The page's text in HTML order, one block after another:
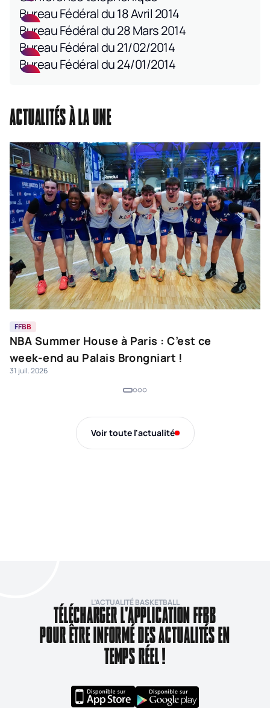
Bureau Fédéral du 18 Avril 2014
Bureau Fédéral du 28 Mars 2014
Bureau Fédéral du 21/02/2014
Bureau Fédéral du 24/01/2014
ACTUALITÉS À LA UNE
FFBB
NBA Summer House à Paris : C’est ce
week-end au Palais Brongniart !
31 juil. 2026
Voir toute l'actualité
L’ACTUALITÉ BASKETBALL
TÉLÉCHARGER L'APPLICATION FFBB
POUR ÊTRE INFORMÉ DES ACTUALITÉS EN
TEMPS RÉEL !